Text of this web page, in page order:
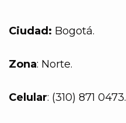
Ciudad: Bogotá.
Zona: Norte.
Celular: (310) 871 0473.